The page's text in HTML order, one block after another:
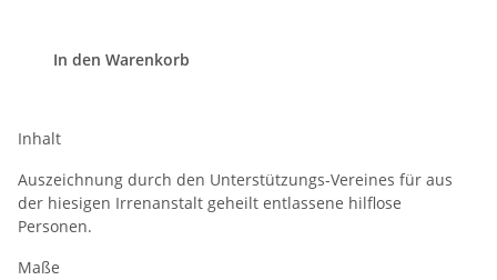
In den Warenkorb
Inhalt
Auszeichnung durch den Unterstützungs-Vereines für aus
der hiesigen Irrenanstalt geheilt entlassene hilflose
Personen.
Maße